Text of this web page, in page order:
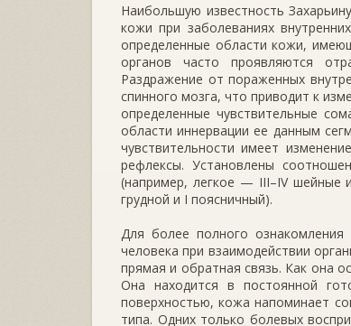
Наибольшую известность
кожи при заболеваниях
определенные области кожи,
органов часто проявляются
Раздражение от пораженных
спинного мозга, что приводит к
определенные чувствительные
области иннервации ее данным
чувствительности имеет
рефлексы. Установлены
(например, легкое — III–IV шейные
грудной и I поясничный).
Для более полного
человека при взаимодействии
прямая и обратная связь. Как она
Она находится в постоянной
поверхностью, кожа напоминает
типа. Одних только болевых